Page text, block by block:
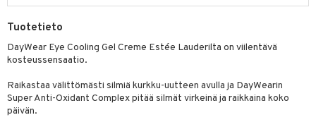
Tuotetieto
DayWear Eye Cooling Gel Creme Estée Lauderilta on viilentävä
kosteussensaatio.
Raikastaa välittömästi silmiä kurkku-uutteen avulla ja DayWearin
Super Anti-Oxidant Complex pitää silmät virkeinä ja raikkaina koko
päivän.
& saippuat
& Viikset
& saippuat
1: Puhdistus
2: Kirkastus
3: Kosteutus
ja naamiot
Elixir
& vastauksia